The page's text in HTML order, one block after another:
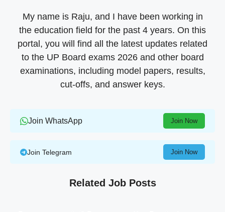
My name is Raju, and I have been working in
the education field for the past 4 years. On this
portal, you will find all the latest updates related
to the UP Board exams 2026 and other board
examinations, including model papers, results,
cut-offs, and answer keys.
Join WhatsApp Join Now
Join Telegram Join Now
Related Job Posts